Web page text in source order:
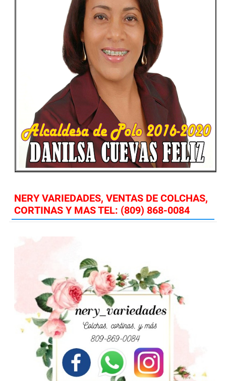
NERY VARIEDADES, VENTAS DE COLCHAS,
CORTINAS Y MAS TEL: (809) 868-0084